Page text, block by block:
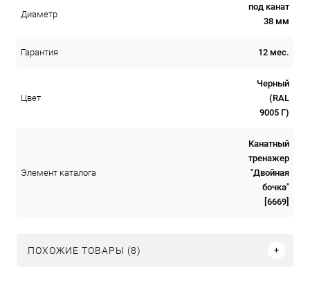
Диаметр
под канат
38 мм
Гарантия 12 мес.
Цвет
Черный
(RAL
9005 Г)
Элемент каталога
Канатный
тренажер
"Двойная
бочка"
[6669]
ПОХОЖИЕ ТОВАРЫ (8)